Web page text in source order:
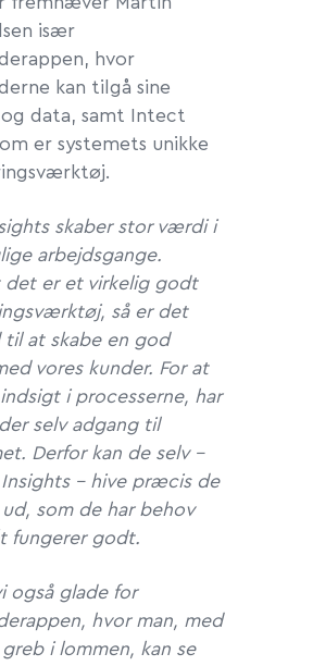
især
hvor
kan tilgå sine
og data, samt Intect
er systemets unikke
skaber stor værdi i
arbejdsgange.
det er et virkelig godt
så er det
til at skabe en god
vores kunder. For at
i processerne, har
selv adgang til
Derfor kan de selv –
– hive præcis de
som de har behov
fungerer godt.
også glade for
hvor man, med
i lommen, kan se